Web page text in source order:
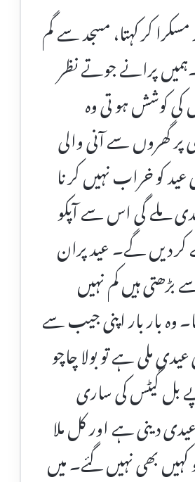
کر کہتا، مسجد سے گم
پرانے جوتے نظر
کی کوشش ہو تی وہ
گھروں سے آنی والی
عید کو خراب نہیں کر نا
ملے گی اس سے آپکو
دیں گے۔ عید پران
ہیں کم نہیں
وہ بار بار اپنی جیب سے
ملی ہے تو بولا چاچو
گیٹس کی ساری
دینی ہے اور کل ملا
بھی نہیں گئے۔ میں